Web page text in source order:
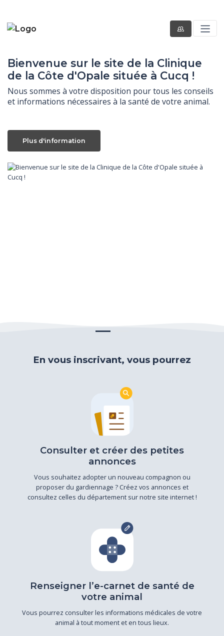
Bienvenue sur le site de la Clinique
de la Côte d'Opale située à Cucq !
Nous sommes à votre disposition pour tous les conseils
et informations nécessaires à la santé de votre animal.
Plus d'information
En vous inscrivant, vous pourrez
Consulter et créer des petites
annonces
Vous souhaitez adopter un nouveau compagnon ou
proposer du gardiennage ? Créez vos annonces et
consultez celles du département sur notre site internet !
Renseigner l’e-carnet de santé de
votre animal
Vous pourrez consulter les informations médicales de votre
animal à tout moment et en tous lieux.